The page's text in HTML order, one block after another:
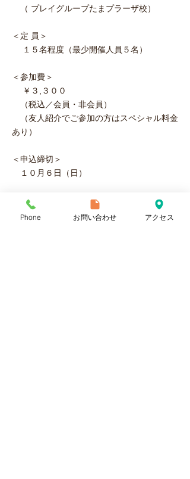
（ プレイグループたまプラーザ校）
＜定 員＞
１５名程度（最少開催人員５名）
＜参加費＞
￥３,３００
（税込／会員・非会員）
（友人紹介でご参加の方はスペシャル料金
あり）
＜申込締切＞
１０月６日（日）
詳細は
よりご覧ください。
申込みは
よりお願いいたします。
Phone お問い合わせ アクセス